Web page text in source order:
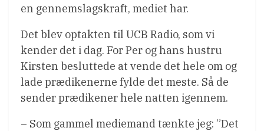
en gennemslagskraft, mediet har.
Det blev optakten til UCB Radio, som vi
kender det i dag. For Per og hans hustru
Kirsten besluttede at vende det hele om og
lade prædikenerne fylde det meste. Så de
sender prædikener hele natten igennem.
– Som gammel mediemand tænkte jeg: ”Det